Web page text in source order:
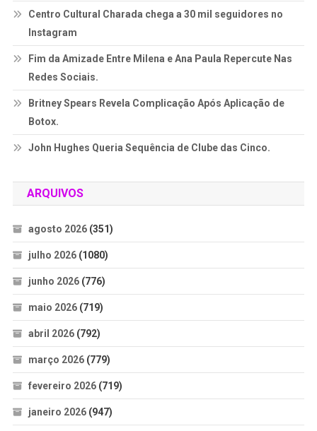
Centro Cultural Charada chega a 30 mil seguidores no
Instagram
Fim da Amizade Entre Milena e Ana Paula Repercute Nas
Redes Sociais.
Britney Spears Revela Complicação Após Aplicação de
Botox.
John Hughes Queria Sequência de Clube das Cinco.
ARQUIVOS
agosto 2026(351)
julho 2026(1080)
junho 2026(776)
maio 2026(719)
abril 2026(792)
março 2026(779)
fevereiro 2026(719)
janeiro 2026(947)